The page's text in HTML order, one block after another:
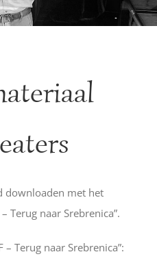
downloaden met het
Terug naar Srebrenica”.
Terug naar Srebrenica”: